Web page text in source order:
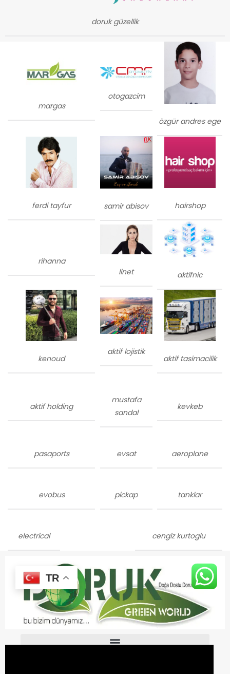
doruk güzellik
margas
otogazcim
özgür andres ege
ferdi tayfur samir abisov hairshop
rihanna
linet
aktifnic
kenoud
aktif lojistik
aktif tasimacilik
aktif holding
mustafa
sandal
kevkeb
pasaports evsat aeroplane
evobus pickap tanklar
electrical cengiz kurtoglu